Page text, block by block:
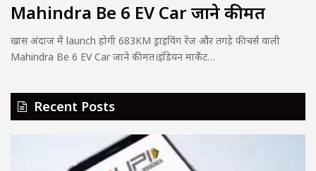
Mahindra Be 6 EV Car जाने कीमत
खास अंदाज में launch होगी 683KM ड्राइविंग रेंज और तगड़े फीचर्स वाली
Mahindra Be 6 EV Car जाने कीमत।इंडियन मार्केट…
Recent Posts